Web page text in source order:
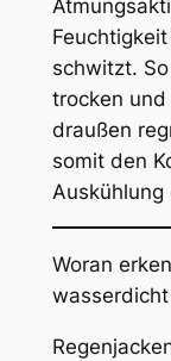
schwitzt.
trocken
draußen
somit den
Woran